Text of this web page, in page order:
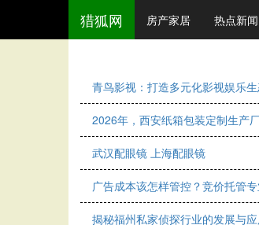
猎狐网 房产家居 热点新闻
青鸟影视：打造多元化影视娱乐
2026年，西安纸箱包装定制生产
武汉配眼镜 上海配眼镜
广告成本该怎样管控？竞价托管
揭秘福州私家侦探行业的发展与